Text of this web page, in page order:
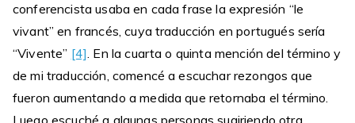
conferencista usaba en cada frase la expresión “le
vivant” en francés, cuya traducción en portugués sería
“Vivente” [4]. En la cuarta o quinta mención del término y
de mi traducción, comencé a escuchar rezongos que
fueron aumentando a medida que retornaba el término.
Luego escuché a algunas personas sugiriendo otra